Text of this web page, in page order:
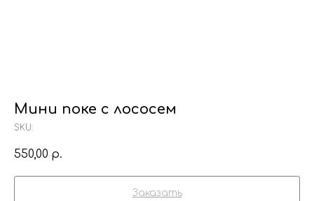
Мини поке с лососем
SKU:
550,00 р.
Заказать